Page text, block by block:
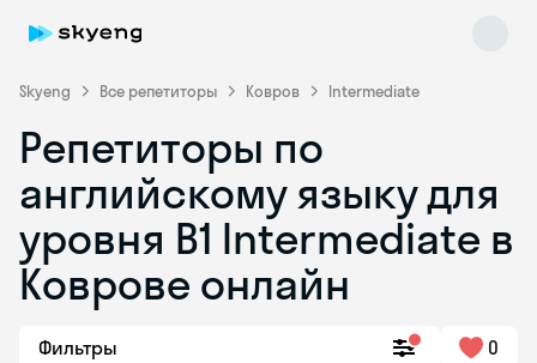
Skyeng Все репетиторы Ковров Intermediate
Репетиторы по
английскому языку для
уровня B1 Intermediate в
Коврове онлайн
Фильтры 0
Skyeng Chat